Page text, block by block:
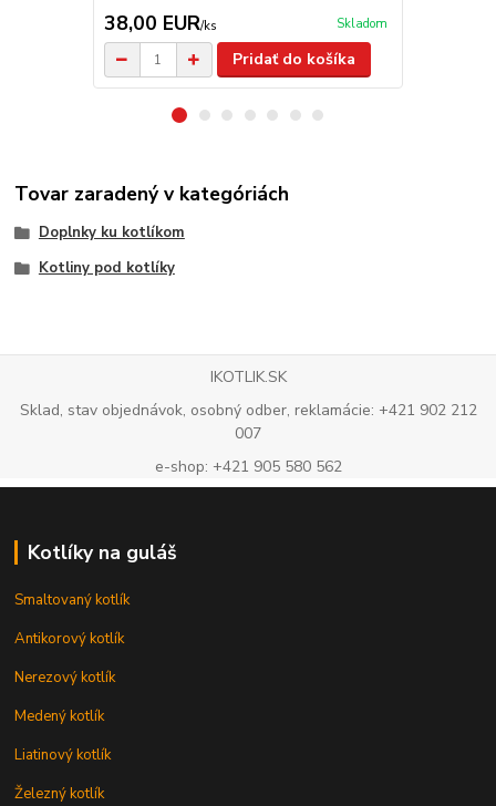
38,00 EUR/ks Skladom
Pridať do košíka
Tovar zaradený v kategóriách
Doplnky ku kotlíkom
Kotliny pod kotlíky
IKOTLIK.SK
Sklad, stav objednávok, osobný odber, reklamácie: +421 902 212
007
e-shop: +421 905 580 562
Kotlíky na guláš
Smaltovaný kotlík
Antikorový kotlík
Nerezový kotlík
Medený kotlík
Liatinový kotlík
Železný kotlík